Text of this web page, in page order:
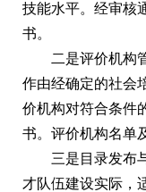
技能水平。经审核
书。
二是评价机构管
作由经确定的社会
价机构对符合条件
书。评价机构名单
三是目录发布与
才队伍建设实际，